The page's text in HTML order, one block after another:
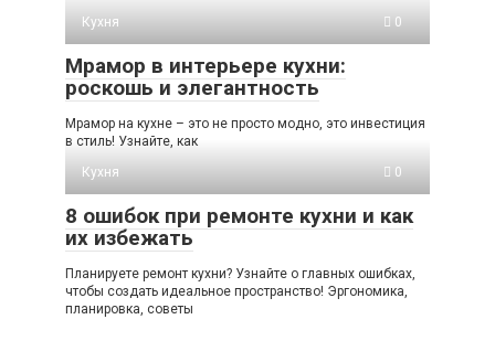
Кухня
0
Мрамор в интерьере кухни:
роскошь и элегантность
Мрамор на кухне – это не просто модно, это инвестиция
в стиль! Узнайте, как
Кухня
0
8 ошибок при ремонте кухни и как
их избежать
Планируете ремонт кухни? Узнайте о главных ошибках,
чтобы создать идеальное пространство! Эргономика,
планировка, советы